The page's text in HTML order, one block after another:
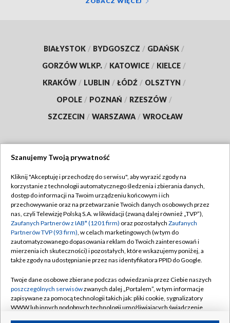
BIAŁYSTOK / BYDGOSZCZ / GDAŃSK /
GORZÓW WLKP. / KATOWICE / KIELCE /
KRAKÓW / LUBLIN / ŁÓDŹ / OLSZTYN /
OPOLE / POZNAŃ / RZESZÓW /
SZCZECIN / WARSZAWA / WROCŁAW
TVP
Abonament TVP
Emisja w TVP
Centrum informacji TVP
Naziemna Telewizja Cyfrowa
Rada Programowa
System NOS
Informacje o nadawcy
Regulamin TVP
Polityka prywatności
Moje zgody
Pomoc
Kontakt
Szanujemy Twoją prywatność
Kliknij "Akceptuję i przechodzę do serwisu", aby wyrazić zgody na
korzystanie z technologii automatycznego śledzenia i zbierania danych,
dostęp do informacji na Twoim urządzeniu końcowym i ich
przechowywanie oraz na przetwarzanie Twoich danych osobowych przez
nas, czyli Telewizję Polską S.A. w likwidacji (zwaną dalej również „TVP”),
Zaufanych Partnerów z IAB* (1201 firm) oraz pozostałych Zaufanych
Partnerów TVP (93 firm), w celach marketingowych (w tym do
zautomatyzowanego dopasowania reklam do Twoich zainteresowań i
mierzenia ich skuteczności) i pozostałych, które wskazujemy poniżej, a
także zgody na udostępnianie przez nas identyfikatora PPID do Google.
Twoje dane osobowe zbierane podczas odwiedzania przez Ciebie naszych
poszczególnych serwisówzwanych dalej „Portalem”, w tym informacje
zapisywane za pomocą technologii takich jak: pliki cookie, sygnalizatory
WWW lub innych podobnych technologii umożliwiających świadczenie